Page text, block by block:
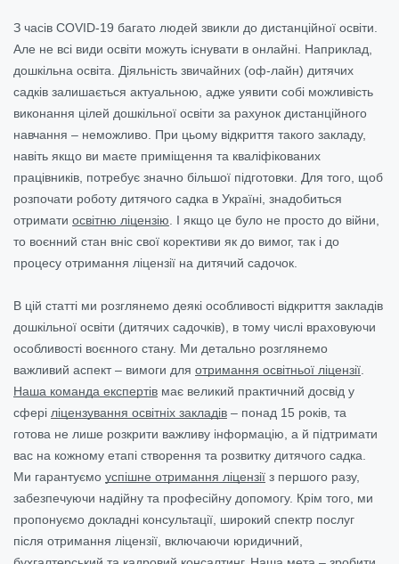
З часів COVID-19 багато людей звикли до дистанційної освіти.
Але не всі види освіти можуть існувати в онлайні. Наприклад,
дошкільна освіта. Діяльність звичайних (оф-лайн) дитячих
садків залишається актуальною, адже уявити собі можливість
виконання цілей дошкільної освіти за рахунок дистанційного
навчання – неможливо. При цьому відкриття такого закладу,
навіть якщо ви маєте приміщення та кваліфікованих
працівників, потребує значно більшої підготовки. Для того, щоб
розпочати роботу дитячого садка в Україні, знадобиться
отримати освітню ліцензію . І якщо це було не просто до війни,
то воєнний стан вніс свої корективи як до вимог, так і до
процесу отримання ліцензії на дитячий садочок.
В цій статті ми розглянемо деякі особливості відкриття закладів
дошкільної освіти (дитячих садочків), в тому числі враховуючи
особливості воєнного стану. Ми детально розглянемо
важливий аспект – вимоги для отримання освітньої ліцензії
Наша команда експертів має великий практичний досвід у
сфері ліцензування освітніх закладів – понад 15 років, та
готова не лише розкрити важливу інформацію, а й підтримати
вас на кожному етапі створення та розвитку дитячого садка.
Ми гарантуємо успішне отримання ліцензії з першого разу,
забезпечуючи надійну та професійну допомогу. Крім того, ми
пропонуємо докладні консультації, широкий спектр послуг
після отримання ліцензії, включаючи юридичний,